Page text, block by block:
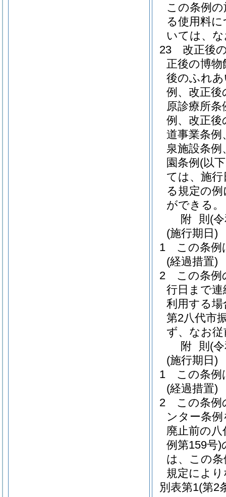
この条例
る使用料
いては、
23
改正後
正後の博
後のふれ
例、改正後
原診療所
例、改正後
道事業条
泉施設条
園条例 (以
ては、施
る規定の
ができる。
附 則 (
(施行期日)
1
この条例
(経過措置)
2
この条例
行日まで
利用する
第2八代市
ず、なお
附 則 (
(施行期日)
1
この条例
(経過措置)
2
この条例
ンター条
廃止前の
例第159号)
は、この
規定によ
別表第1(第2